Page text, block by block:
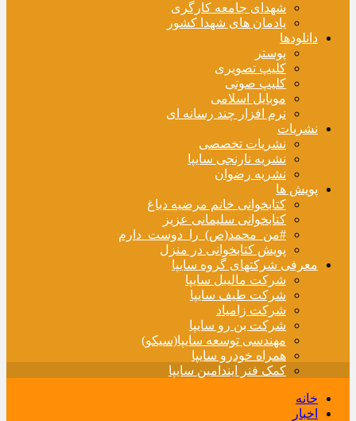
شهدای جامعه کارگری
یادمان های شهدا کشور
دانلودها
پوستر
کلیپ تصویری
کلیپ صوتی
موبایل اسلامی
نرم افزار چند رسانه ای
نشریات
نشریات تخصصی
نشریه نارنجی سایپا
نشریه رضوان
پویش ها
کتابخوانی خانم مرضیه دباغ
کتابخوانی سلیمانی عزیز
#من_محمد(ص)_را_دوست_دارم
پویش کتابخوانی در منزل
معرفی شرکتهای گروه سایپا
شرکت مالیبل سایپا
شرکت طیف سایپا
شرکت زامیاد
شرکت بن رو سایپا
مهندسی توسعه سایپا(سیکو)
همراه خودرو سایپا
کمک فنر ایندامین سایپا
خانه
اخبار